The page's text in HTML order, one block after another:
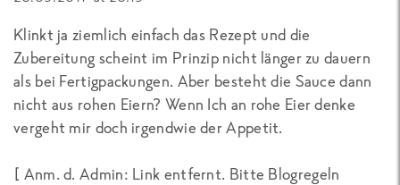
Klinkt ja ziemlich einfach das Rezept und die
Zubereitung scheint im Prinzip nicht länger zu dauern
als bei Fertigpackungen. Aber besteht die Sauce dann
nicht aus rohen Eiern? Wenn Ich an rohe Eier denke
vergeht mir doch irgendwie der Appetit.
[ Anm. d. Admin: Link entfernt. Bitte Blogregeln